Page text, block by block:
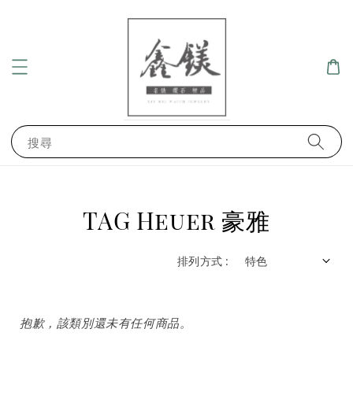
搜尋
TAG Heuer 豪雅
排列方式 :
抱歉，該類別還未有任何商品。